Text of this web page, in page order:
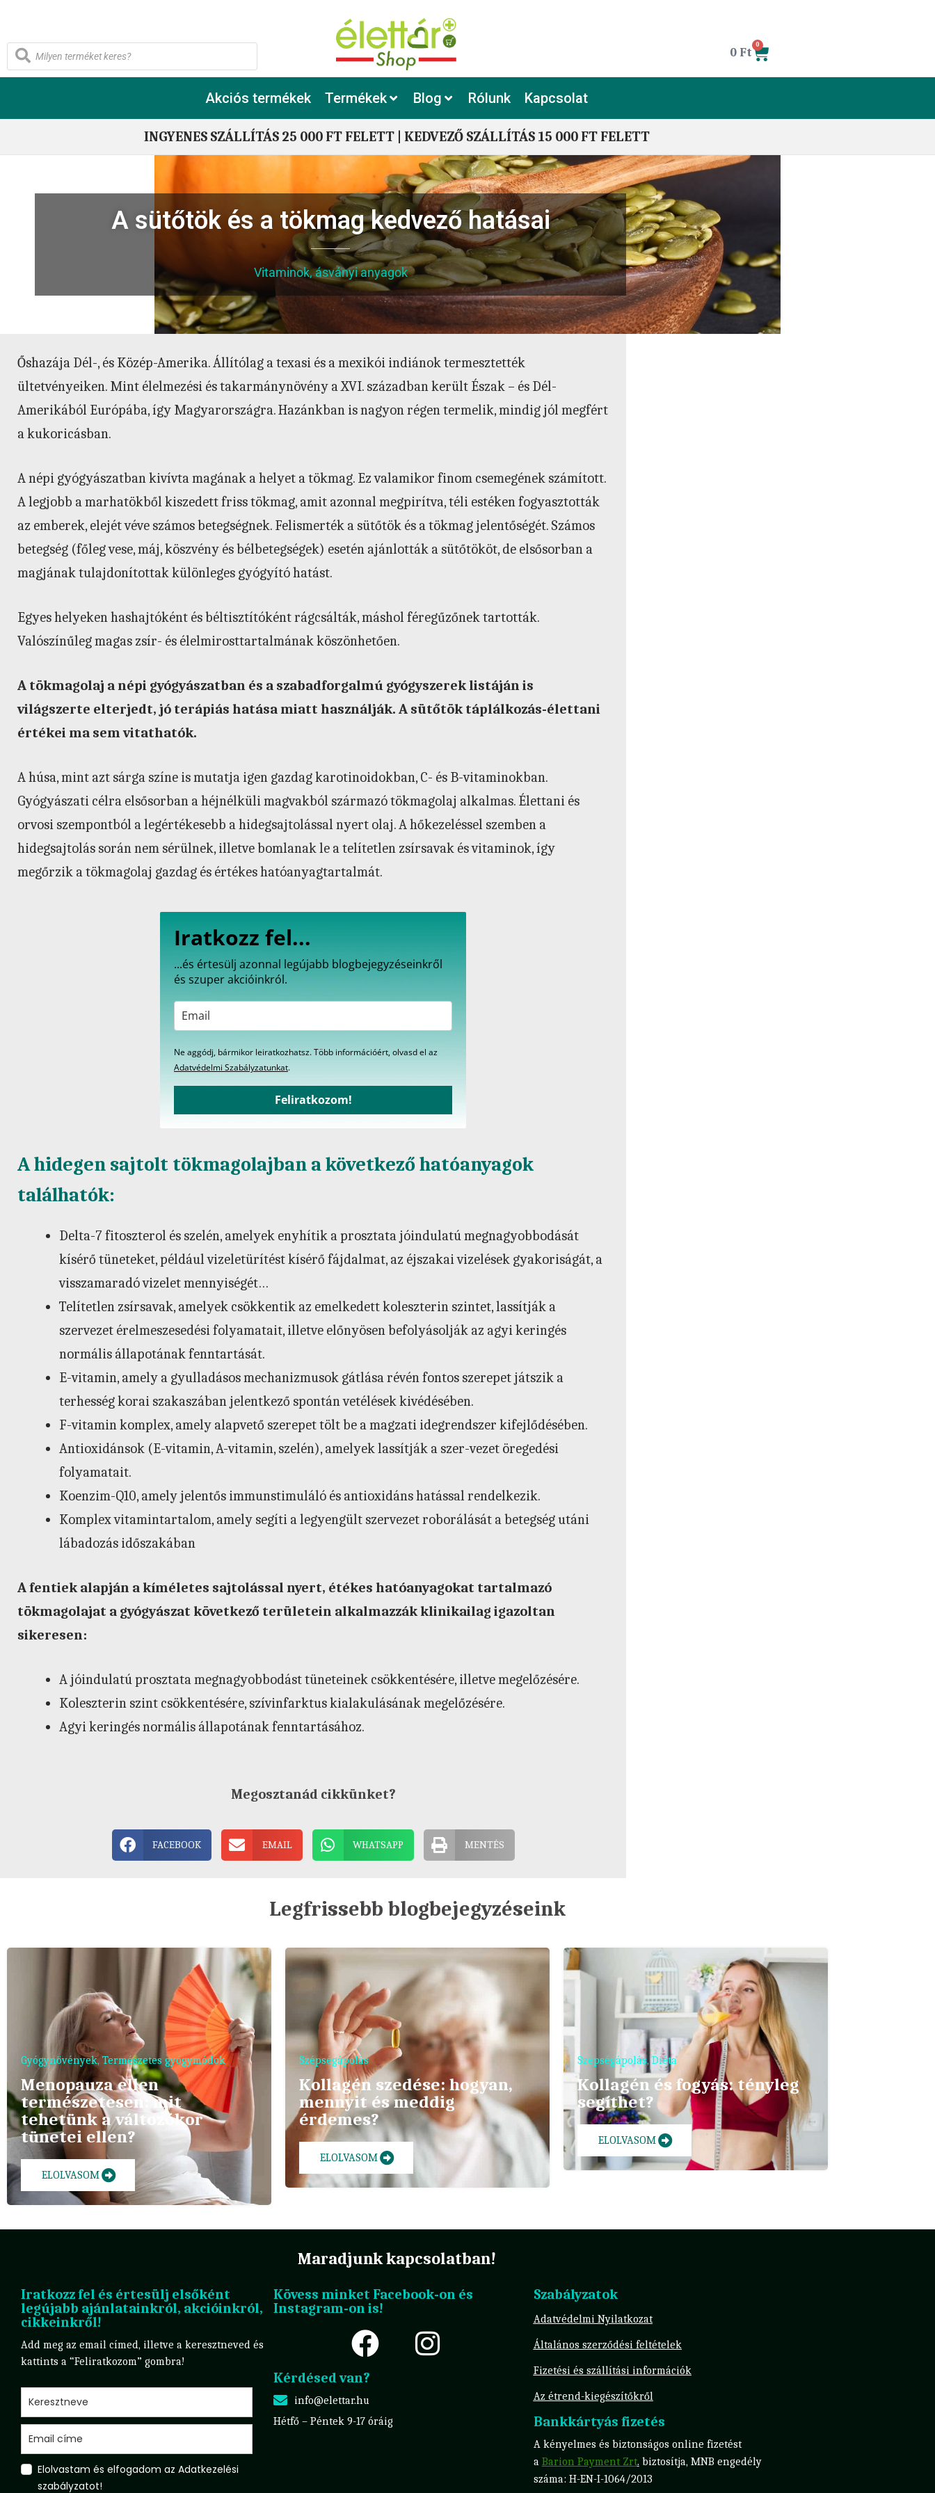
0 Ft
0
Akciós termékek Termékek Blog Rólunk Kapcsolat
INGYENES SZÁLLÍTÁS 25 000 FT FELETT | KEDVEZŐ SZÁLLÍTÁS 15 000 FT FELETT
A sütőtök és a tökmag kedvező hatásai
Vitaminok, ásványi anyagok
Őshazája Dél-, és Közép-Amerika. Állítólag a texasi és a mexikói indiánok termesztették
ültetvényeiken. Mint élelmezési és takarmánynövény a XVI. században került Észak – és Dél-
Amerikából Európába, így Magyarországra. Hazánkban is nagyon régen termelik, mindig jól megfért
a kukoricásban.
A népi gyógyászatban kivívta magának a helyet a tökmag. Ez valamikor finom csemegének számított.
A legjobb a marhatökből kiszedett friss tökmag, amit azonnal megpirítva, téli estéken fogyasztották
az emberek, elejét véve számos betegségnek. Felismerték a sütőtök és a tökmag jelentőségét. Számos
betegség (főleg vese, máj, köszvény és bélbetegségek) esetén ajánlották a sütőtököt, de elsősorban a
magjának tulajdonítottak különleges gyógyító hatást.
Egyes helyeken hashajtóként és béltisztítóként rágcsálták, máshol féregűzőnek tartották.
Valószínűleg magas zsír- és élelmirosttartalmának köszönhetően.
A tökmagolaj a népi gyógyászatban és a szabadforgalmú gyógyszerek listáján is
világszerte elterjedt, jó terápiás hatása miatt használják. A sütőtök táplálkozás-élettani
értékei ma sem vitathatók.
A húsa, mint azt sárga színe is mutatja igen gazdag karotinoidokban, C- és B-vitaminokban.
Gyógyászati célra elsősorban a héjnélküli magvakból származó tökmagolaj alkalmas. Élettani és
orvosi szempontból a legértékesebb a hidegsajtolással nyert olaj. A hőkezeléssel szemben a
hidegsajtolás során nem sérülnek, illetve bomlanak le a telítetlen zsírsavak és vitaminok, így
megőrzik a tökmagolaj gazdag és értékes hatóanyagtartalmát.
Iratkozz fel...
...és értesülj azonnal legújabb blogbejegyzéseinkről
és szuper akcióinkról.
Ne aggódj, bármikor leiratkozhatsz. Több információért, olvasd el az
Adatvédelmi Szabályzatunkat.
Feliratkozom!
A hidegen sajtolt tökmagolajban a következő hatóanyagok
találhatók:
Delta-7 fitoszterol és szelén, amelyek enyhítik a prosztata jóindulatú megnagyobbodását
kísérő tüneteket, például vizeletürítést kísérő fájdalmat, az éjszakai vizelések gyakoriságát, a
visszamaradó vizelet mennyiségét…
Telítetlen zsírsavak, amelyek csökkentik az emelkedett koleszterin szintet, lassítják a
szervezet érelmeszesedési folyamatait, illetve előnyösen befolyásolják az agyi keringés
normális állapotának fenntartását.
E-vitamin, amely a gyulladásos mechanizmusok gátlása révén fontos szerepet játszik a
terhesség korai szakaszában jelentkező spontán vetélések kivédésében.
F-vitamin komplex, amely alapvető szerepet tölt be a magzati idegrendszer kifejlődésében.
Antioxidánsok (E-vitamin, A-vitamin, szelén), amelyek lassítják a szer-vezet öregedési
folyamatait.
Koenzim-Q10, amely jelentős immunstimuláló és antioxidáns hatással rendelkezik.
Komplex vitamintartalom, amely segíti a legyengült szervezet roborálását a betegség utáni
lábadozás időszakában
A fentiek alapján a kíméletes sajtolással nyert, étékes hatóanyagokat tartalmazó
tökmagolajat a gyógyászat következő területein alkalmazzák klinikailag igazoltan
sikeresen:
A jóindulatú prosztata megnagyobbodást tüneteinek csökkentésére, illetve megelőzésére.
Koleszterin szint csökkentésére, szívinfarktus kialakulásának megelőzésére.
Agyi keringés normális állapotának fenntartásához.
Megosztanád cikkünket?
FACEBOOK EMAIL WHATSAPP MENTÉS
Legfrissebb blogbejegyzéseink
Gyógynövények, Természetes gyógymódok
Menopauza ellen
természetesen: mit
tehetünk a változókor
tünetei ellen?
ELOLVASOM
Szépségápolás
Kollagén szedése: hogyan,
mennyit és meddig
érdemes?
ELOLVASOM
Szépségápolás, Diéta
Kollagén és fogyás: tényleg
segíthet?
ELOLVASOM
Maradjunk kapcsolatban!
Iratkozz fel és értesülj elsőként
legújabb ajánlatainkról, akcióinkról,
cikkeinkről!
Add meg az email címed, illetve a keresztneved és
kattints a “Feliratkozom” gombra!
Elolvastam és elfogadom az Adatkezelési
szabályzatot!
Kövess minket Facebook-on és
Instagram-on is!
Kérdésed van?
info@elettar.hu
Hétfő – Péntek 9-17 óráig
Szabályzatok
Adatvédelmi Nyilatkozat
Általános szerződési feltételek
Fizetési és szállítási információk
Az étrend-kiegészítőkről
Bankkártyás fizetés
A kényelmes és biztonságos online fizetést
a Barion Payment Zrt. biztosítja, MNB engedély
száma: H-EN-I-1064/2013